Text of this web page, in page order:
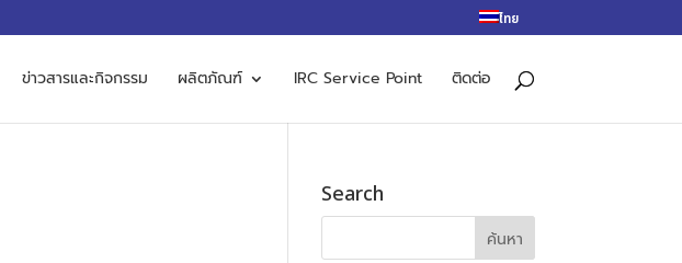
ไทย
ข่าวสารและกิจกรรม ผลิตภัณฑ์ IRC Service Point ติดต่อ
Search